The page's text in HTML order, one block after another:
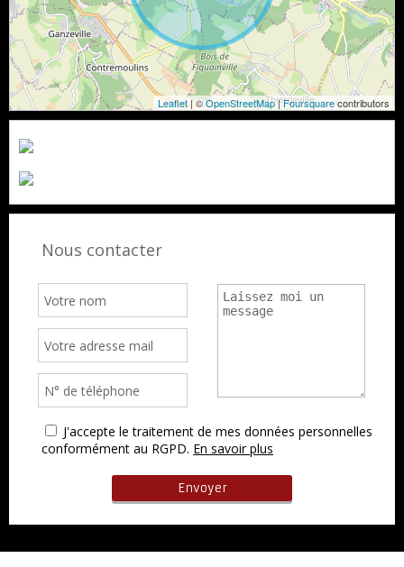
Leaflet | ©OpenStreetMap|Foursquarecontributors
Nous contacter
J'accepte le traitement de mes données personnelles
conformément au RGPD. En savoir plus